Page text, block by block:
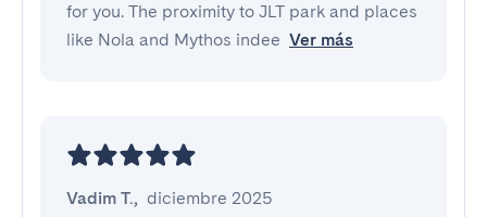
for you. The proximity to JLT park and places
like Nola and Mythos indee Ver más
Vadim T., diciembre 2025